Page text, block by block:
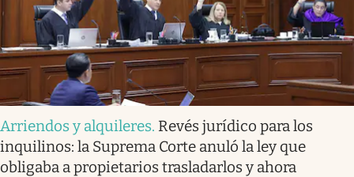
Arriendos y alquileres. Revés jurídico para los
inquilinos: la Suprema Corte anuló la ley que
obligaba a propietarios trasladarlos y ahora